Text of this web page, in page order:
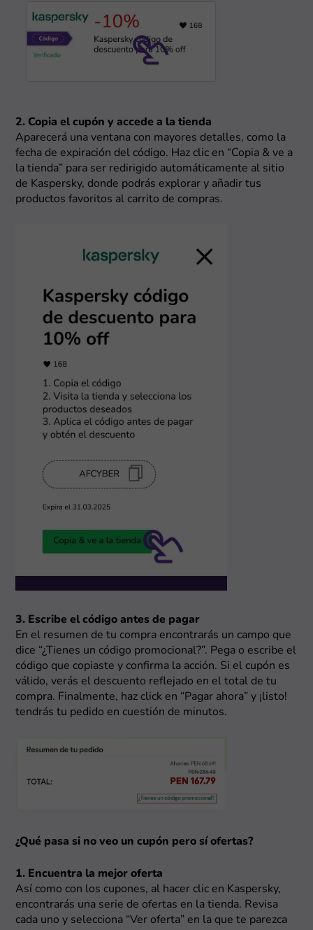
2. Copia el cupón y accede a la tienda
Aparecerá una ventana con mayores detalles, como la
fecha de expiración del código. Haz clic en “Copia & ve a
la tienda” para ser redirigido automáticamente al sitio
de Kaspersky, donde podrás explorar y añadir tus
productos favoritos al carrito de compras.
3. Escribe el código antes de pagar
En el resumen de tu compra encontrarás un campo que
dice “¿Tienes un código promocional?”. Pega o escribe el
código que copiaste y confirma la acción. Si el cupón es
válido, verás el descuento reflejado en el total de tu
compra. Finalmente, haz click en “Pagar ahora” y ¡listo!
tendrás tu pedido en cuestión de minutos.
¿Qué pasa si no veo un cupón pero sí ofertas?
1. Encuentra la mejor oferta
Así como con los cupones, al hacer clic en Kaspersky,
encontrarás una serie de ofertas en la tienda. Revisa
cada uno y selecciona “Ver oferta” en la que te parezca